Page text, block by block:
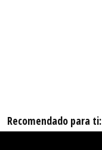
Recomendado para ti: